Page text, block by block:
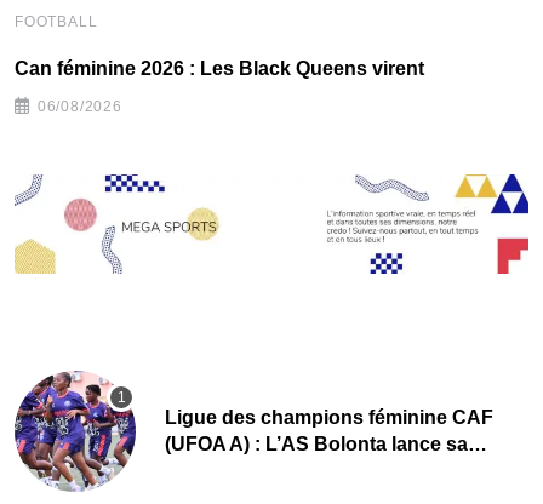
FOOTBALL
‎Can féminine 2026 : Les Black Queens virent
06/08/2026
Ligue des champions féminine CAF
(UFOA A) : L’AS Bolonta lance sa